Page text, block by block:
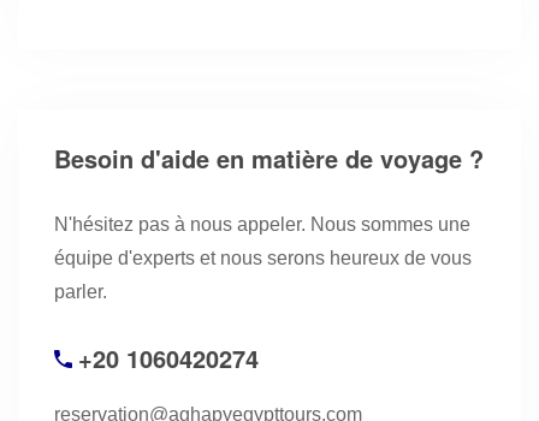
Besoin d'aide en matière de voyage ?
N'hésitez pas à nous appeler. Nous sommes une
équipe d'experts et nous serons heureux de vous
parler.
+20 1060420274
reservation@aghapyegypttours.com